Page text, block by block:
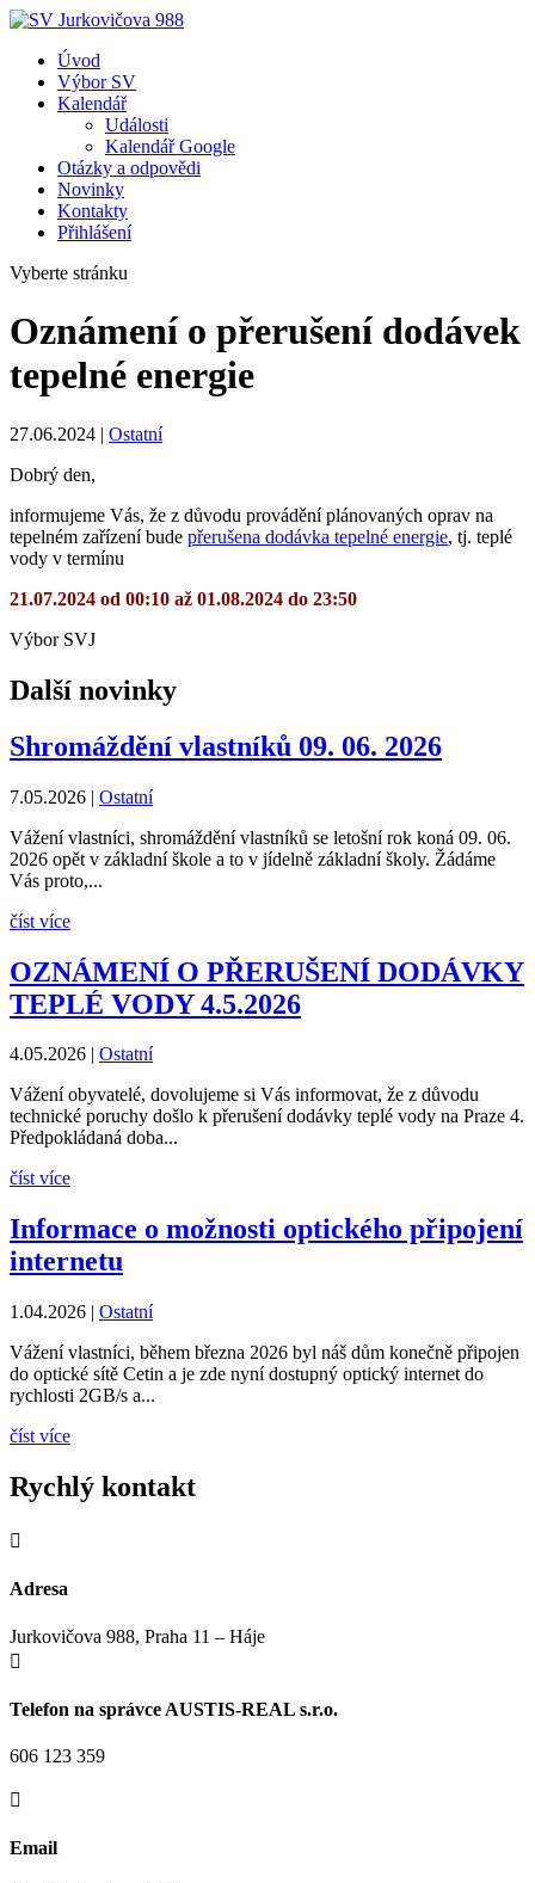
Úvod
Výbor SV
Kalendář
Události
Kalendář Google
Otázky a odpovědi
Novinky
Kontakty
Přihlášení
Vyberte stránku
Oznámení o přerušení dodávek
tepelné energie
27.06.2024 | Ostatní
Dobrý den,
informujeme Vás, že z důvodu provádění plánovaných oprav na
tepelném zařízení bude přerušena dodávka tepelné energie, tj. teplé
vody v termínu
21.07.2024 od 00:10 až 01.08.2024 do 23:50
Výbor SVJ
Další novinky
Shromáždění vlastníků 09. 06. 2026
7.05.2026 | Ostatní
Vážení vlastníci, shromáždění vlastníků se letošní rok koná 09. 06.
2026 opět v základní škole a to v jídelně základní školy. Žádáme
Vás proto,...
číst více
OZNÁMENÍ O PŘERUŠENÍ DODÁVKY
TEPLÉ VODY 4.5.2026
4.05.2026 | Ostatní
Vážení obyvatelé, dovolujeme si Vás informovat, že z důvodu
technické poruchy došlo k přerušení dodávky teplé vody na Praze 4.
Předpokládaná doba...
číst více
Informace o možnosti optického připojení
internetu
1.04.2026 | Ostatní
Vážení vlastníci, během března 2026 byl náš dům konečně připojen
do optické sítě Cetin a je zde nyní dostupný optický internet do
rychlosti 2GB/s a...
číst více
Rychlý kontakt

Adresa
Jurkovičova 988, Praha 11 – Háje

Telefon na správce AUSTIS-REAL s.r.o.
606 123 359

Email